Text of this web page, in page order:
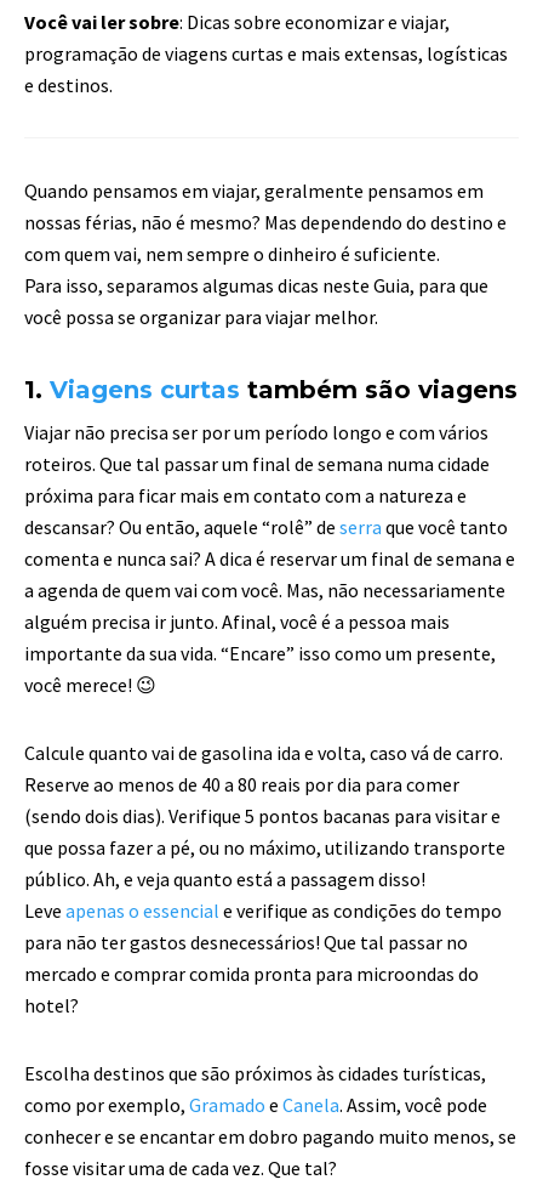
Você vai ler sobre: Dicas sobre economizar e viajar,
programação de viagens curtas e mais extensas, logísticas
e destinos.
Quando pensamos em viajar, geralmente pensamos em
nossas férias, não é mesmo? Mas dependendo do destino e
com quem vai, nem sempre o dinheiro é suficiente.
Para isso, separamos algumas dicas neste Guia, para que
você possa se organizar para viajar melhor.
1. Viagens curtas também são viagens
Viajar não precisa ser por um período longo e com vários
roteiros. Que tal passar um final de semana numa cidade
próxima para ficar mais em contato com a natureza e
descansar? Ou então, aquele “rolê” de serra que você tanto
comenta e nunca sai? A dica é reservar um final de semana e
a agenda de quem vai com você. Mas, não necessariamente
alguém precisa ir junto. Afinal, você é a pessoa mais
importante da sua vida. “Encare” isso como um presente,
você merece! 😉
Calcule quanto vai de gasolina ida e volta, caso vá de carro.
Reserve ao menos de 40 a 80 reais por dia para comer
(sendo dois dias). Verifique 5 pontos bacanas para visitar e
que possa fazer a pé, ou no máximo, utilizando transporte
público. Ah, e veja quanto está a passagem disso!
Leve apenas o essencial e verifique as condições do tempo
para não ter gastos desnecessários! Que tal passar no
mercado e comprar comida pronta para microondas do
hotel?
Escolha destinos que são próximos às cidades turísticas,
como por exemplo, Gramado e Canela. Assim, você pode
conhecer e se encantar em dobro pagando muito menos, se
fosse visitar uma de cada vez. Que tal?